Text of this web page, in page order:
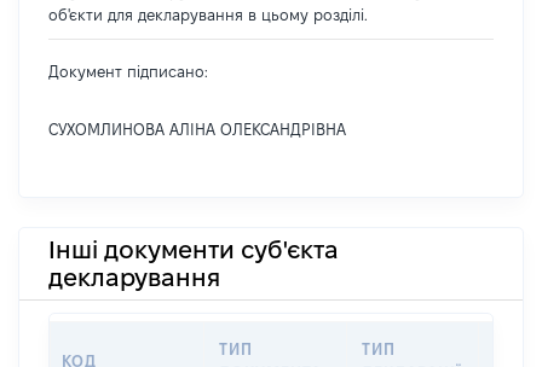
об'єкти для декларування в цьому розділі.
Документ підписано:
СУХОМЛИНОВА АЛІНА ОЛЕКСАНДРІВНА
Інші документи суб'єкта
декларування
КОД
ТИП
ТИП